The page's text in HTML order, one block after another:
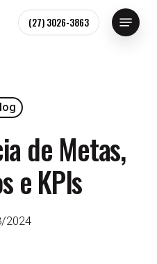
(27) 3026-3863
Menu
de Metas,
e KPIs
2024